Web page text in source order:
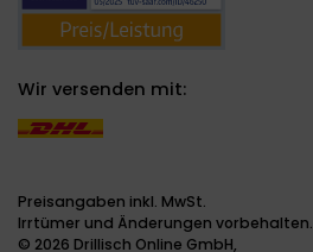
Wir versenden mit:
Preisangaben inkl. MwSt.
Irrtümer und Änderungen vorbehalten.
© 2026 Drillisch Online GmbH,